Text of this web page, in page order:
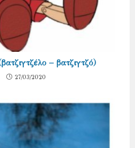
– βατζιγτζό)
27/03/2020